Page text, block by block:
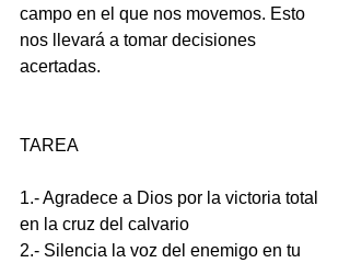
campo en el que nos movemos. Esto
nos llevará a tomar decisiones
acertadas.
TAREA
1.- Agradece a Dios por la victoria total
en la cruz del calvario
2.- Silencia la voz del enemigo en tu